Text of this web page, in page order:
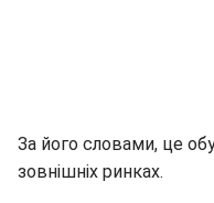
За його словами, це
зовнішніх ринках.